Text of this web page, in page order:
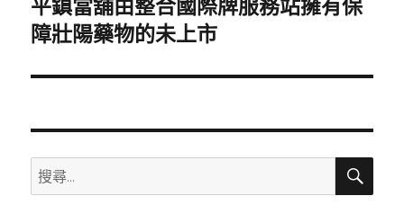
下
一
文
平鎮當舖由整合國際牌服務站擁有保
障壯陽藥物的未上市
搜
尋
搜